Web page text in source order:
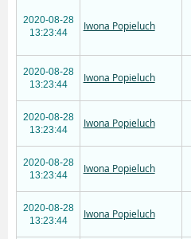
2020-08-28
13:23:44
Iwona Popieluch
2020-08-28
13:23:44
Iwona Popieluch
2020-08-28
13:23:44
Iwona Popieluch
2020-08-28
13:23:44
Iwona Popieluch
2020-08-28
13:23:44
Iwona Popieluch